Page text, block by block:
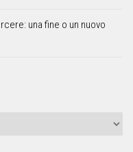
una fine o un nuovo